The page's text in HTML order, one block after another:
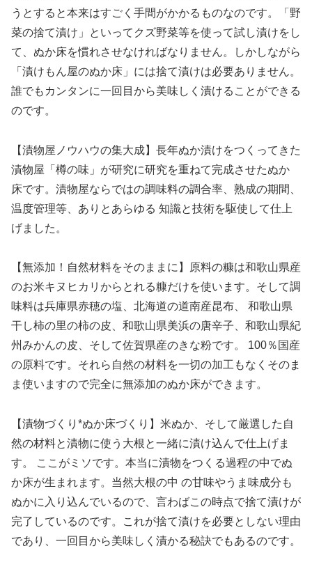
うとすると本来はすごく手間がかかるものなのです。「野
菜の捨て漬け」といってクズ野菜等を使って試し漬けをし
て、ぬか床を慣れさせなければなりません。しかしながら
「漬けもん屋のぬか床」には捨て漬けは必要ありません。
誰でもカンタンに一回目から美味しく漬けることができる
のです。
【漬物屋ノウハウの集大成】長年ぬか漬けをつくってきた
漬物屋「樽の味」が研究に研究を重ねて完成させたぬか
床です。漬物屋ならではの調味料の調合率、熟成の期間、
温度管理等、ありとあらゆる 知識と技術を駆使して仕上
げました。
【無添加！自然材料をそのままに】原料の糠は和歌山県産
のお米キヌヒカリからとれる糠だけを使います。そして調
味料は兵庫県赤穂の塩、北海道の道南産昆布、 和歌山県
干し柿の里の柿の皮、和歌山県美浜の唐辛子、和歌山県紀
州みかんの皮、そして佐賀県産のきな粉です。 100％国産
の原料です。それら自然の材料を一切の加工もなくそのま
ま使いますので完全に無添加のぬか床ができます。
【漬物づくり*ぬか床づくり】米ぬか、そして厳選した自
然の材料と漬物に使う大根と一緒に漬け込んで仕上げま
す。 ここがミソです。本当に漬物をつくる過程の中でぬ
か床が生まれます。当然大根の中 の甘味やうま味成分も
ぬかに入り込んでいるので、言わばこの時点で捨て漬けが
完了しているのです。これが捨て漬けを必要としない理由
であり、一回目から美味しく漬かる秘訣でもあるのです。